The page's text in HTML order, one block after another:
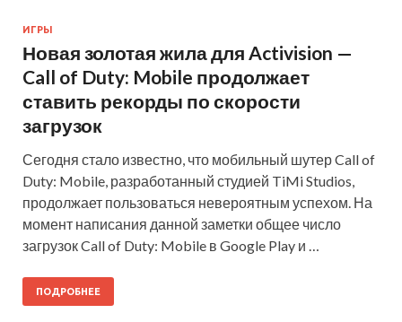
ИГРЫ
Новая золотая жила для Activision —
Call of Duty: Mobile продолжает
ставить рекорды по скорости
загрузок
Сегодня стало известно, что мобильный шутер Call of
Duty: Mobile, разработанный студией TiMi Studios,
продолжает пользоваться невероятным успехом. На
момент написания данной заметки общее число
загрузок Call of Duty: Mobile в Google Play и …
ПОДРОБНЕЕ